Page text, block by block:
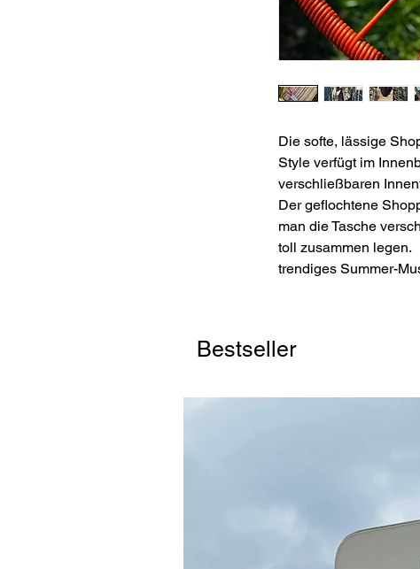
Die softe, lässige
Style verfügt im
verschließbaren
Der geflochtene
man die Tasche
toll zusammen legen.
trendiges Summer-
Bestseller